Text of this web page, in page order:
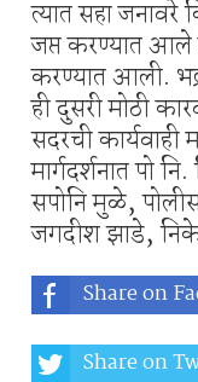
त्यात सहा
जप्त करण्यात आले
करण्यात आली.
ही दुसरी मोठी
सदरची
मार्गदर्शनात पो
सपोनि मुळे,
जगदीश झाडे,
Share on
Share on